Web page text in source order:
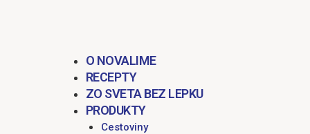
O NOVALIME
RECEPTY
ZO SVETA BEZ LEPKU
PRODUKTY
Cestoviny